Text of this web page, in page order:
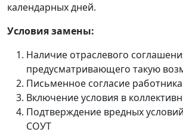
календарных дней.
Условия замены:
Наличие отраслевого
предусматривающего такую
Письменное согласие работника
Включение условия в
Подтверждение вредных
СОУТ